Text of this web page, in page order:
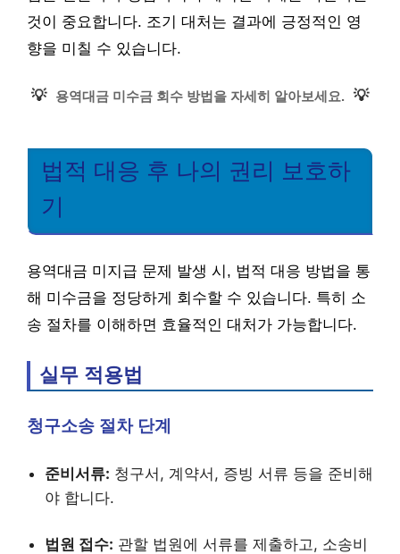
것이 중요합니다. 조기 대처는 결과에 긍정적인 영
향을 미칠 수 있습니다.
💡 용역대금 미수금 회수 방법을 자세히 알아보세요. 💡
법적 대응 후 나의 권리 보호하
기
용역대금 미지급 문제 발생 시, 법적 대응 방법을 통
해 미수금을 정당하게 회수할 수 있습니다. 특히 소
송 절차를 이해하면 효율적인 대처가 가능합니다.
실무 적용법
청구소송 절차 단계
준비서류: 청구서, 계약서, 증빙 서류 등을 준비해
야 합니다.
법원 접수: 관할 법원에 서류를 제출하고, 소송비